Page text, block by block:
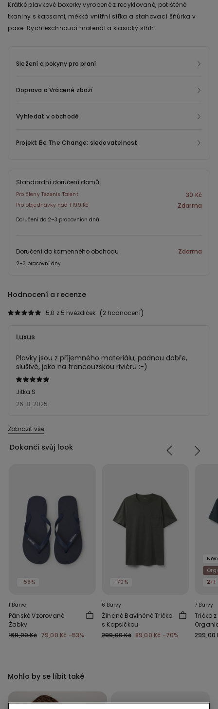
Krátké plavkové boxerky vyrobené z recyklované, potištěné
tkaniny s kapsami, měkká vnitřní síťka a stahovací šňůrka v
pase. Rychleschnoucí materiál a klasický střih.
Složení a pokyny pro praní
Doprava a Vrácené zboží
Vyhledat v obchodě
Projekt Be The Change: sledovatelnost
Standardní doručení domů
Pro členy Tezenis Talent 30 Kč
Pro objednávky nad 1 199 Kč Zdarma
Doručení do 2–3 pracovních dnů
Doručení do kamenného obchodu Zdarma
2–3 pracovní dny
Hodnocení a recenze
2 hodnocení
5,0 z 5 hvězdiček
Hodnocení:
5
z 5
26. 8. 2025
Jitka S
Luxus
Plavky jsou z příjemného materiálu, padnou dobře,
slušivé, jako na francouzskou riviéru :-)
Zobrazit vše
Dokonči svůj look
-53%
1 Barva
Pánské Vzorované
Žabky
169,00 Kč 79,00 Kč -53%
-70%
6 Barvy
Žíhané Bavlněné Tričko
s Kapsičkou
299,00 Kč 89,00 Kč -70%
7 Barvy
Tričko
299,00
Mohlo by se líbit také